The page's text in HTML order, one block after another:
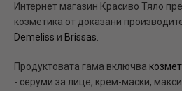
Интернет магазин Красиво Тяло
козметика от доказани
Demeliss и Brissas
Продуктовата гама включва
- серуми за лице, крем-маски,